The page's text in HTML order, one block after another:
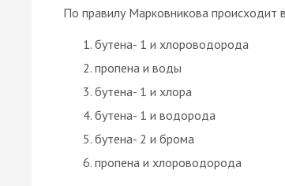
По правилу Марковникова происходит
бутена- 1 и хлороводорода
пропена и воды
бутена- 1 и хлора
бутена- 1 и водорода
бутена- 2 и брома
пропена и хлороводорода